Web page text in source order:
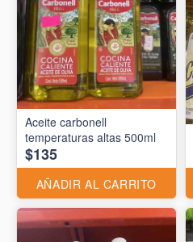
Aceite carbonell
temperaturas altas 500ml
$135
AÑADIR AL CARRITO